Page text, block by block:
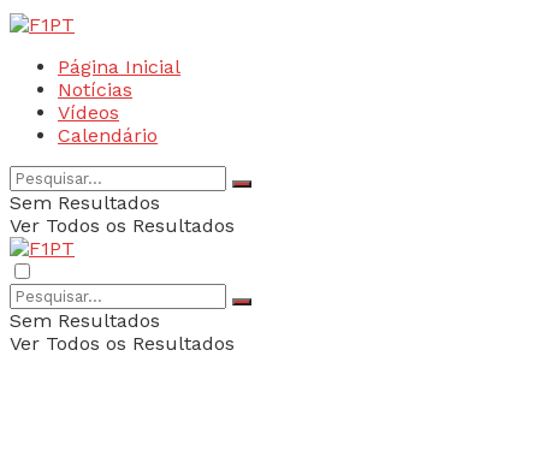
Página Inicial
Notícias
Vídeos
Calendário
Sem Resultados
Ver Todos os Resultados
Sem Resultados
Ver Todos os Resultados